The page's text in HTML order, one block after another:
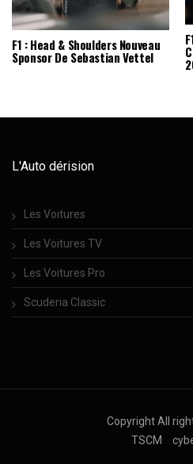
F1 : Head & Shoulders Nouveau
Sponsor De Sebastian Vettel
L'Auto dérision
Les Voitures
Les Voitures TV
Les Voitures Pro
Scuderia Classic
Copyright All
TSCM